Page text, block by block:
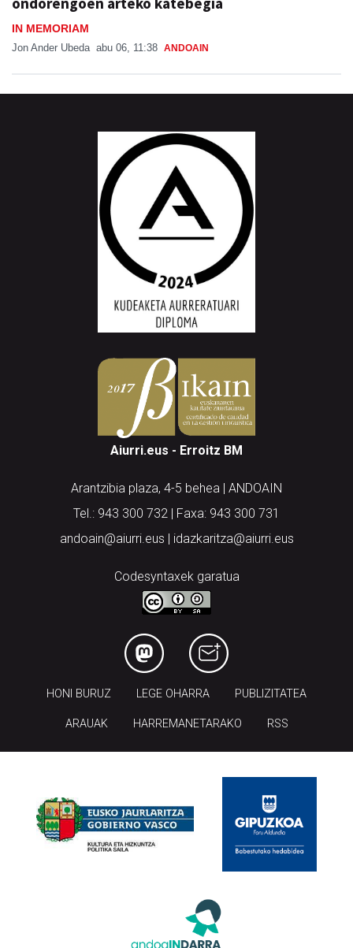
IN MEMORIAM
Jon Ander Ubeda abu 06, 11:38 ANDOAIN
Aiurri.eus - Erroitz BM
Arantzibia plaza, 4-5 behea | ANDOAIN
Tel.: 943 300 732 | Faxa: 943 300 731
andoain@aiurri.eus | idazkaritza@aiurri.eus
Codesyntaxek garatua
HONI BURUZ LEGE OHARRA PUBLIZITATEA
ARAUAK HARREMANETARAKO RSS